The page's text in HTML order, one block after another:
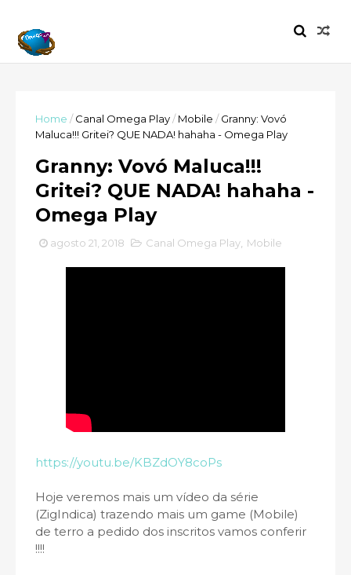
Home / Canal Omega Play/ Mobile / Granny: Vovó
Maluca!!! Gritei? QUE NADA! hahaha - Omega Play
Granny: Vovó Maluca!!!
Gritei? QUE NADA! hahaha -
Omega Play
agosto 21, 2018 Canal Omega Play Mobile
https://youtu.be/KBZdOY8coPs
Hoje veremos mais um vídeo da série
(ZigIndica) trazendo mais um game (Mobile)
de terro a pedido dos inscritos vamos conferir
!!!!